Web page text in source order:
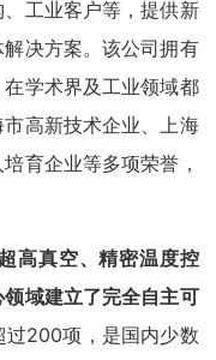
工业客户等，提供新
决方案。该公司拥有
学术界及工业领域都
高新技术企业、上海
育企业等多项荣誉，
高真空、精密温度控
域建立了完全自主可
过200项，是国内少数